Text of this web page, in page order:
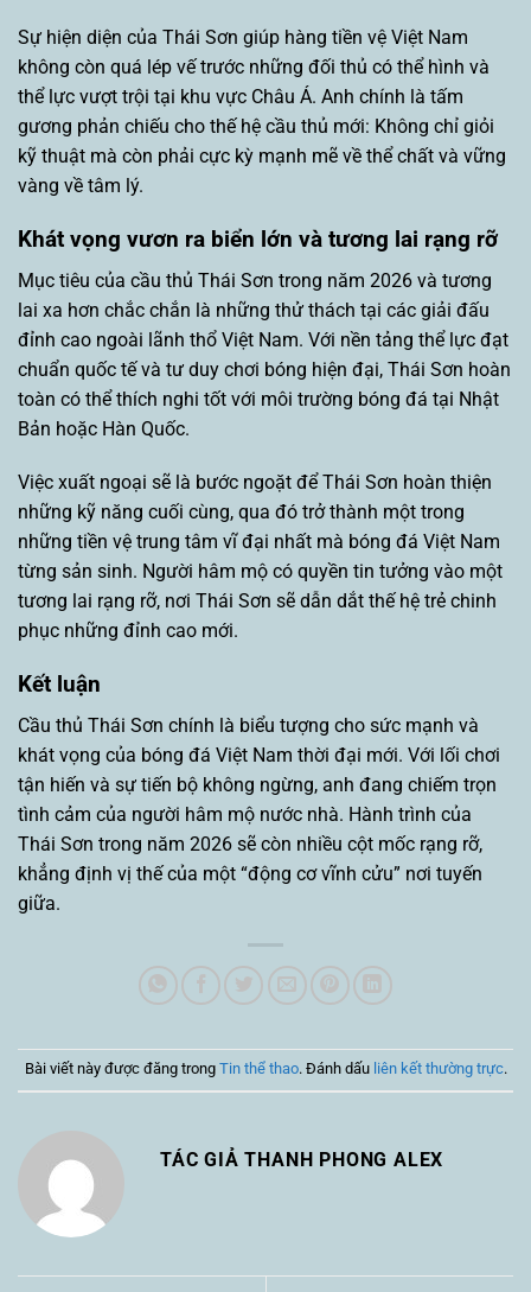
Sự hiện diện của Thái Sơn giúp hàng tiền vệ Việt Nam
không còn quá lép vế trước những đối thủ có thể hình và
thể lực vượt trội tại khu vực Châu Á. Anh chính là tấm
gương phản chiếu cho thế hệ cầu thủ mới: Không chỉ giỏi
kỹ thuật mà còn phải cực kỳ mạnh mẽ về thể chất và vững
vàng về tâm lý.
Khát vọng vươn ra biển lớn và tương lai rạng rỡ
Mục tiêu của cầu thủ Thái Sơn trong năm 2026 và tương
lai xa hơn chắc chắn là những thử thách tại các giải đấu
đỉnh cao ngoài lãnh thổ Việt Nam. Với nền tảng thể lực đạt
chuẩn quốc tế và tư duy chơi bóng hiện đại, Thái Sơn hoàn
toàn có thể thích nghi tốt với môi trường bóng đá tại Nhật
Bản hoặc Hàn Quốc.
Việc xuất ngoại sẽ là bước ngoặt để Thái Sơn hoàn thiện
những kỹ năng cuối cùng, qua đó trở thành một trong
những tiền vệ trung tâm vĩ đại nhất mà bóng đá Việt Nam
từng sản sinh. Người hâm mộ có quyền tin tưởng vào một
tương lai rạng rỡ, nơi Thái Sơn sẽ dẫn dắt thế hệ trẻ chinh
phục những đỉnh cao mới.
Kết luận
Cầu thủ Thái Sơn chính là biểu tượng cho sức mạnh và
khát vọng của bóng đá Việt Nam thời đại mới. Với lối chơi
tận hiến và sự tiến bộ không ngừng, anh đang chiếm trọn
tình cảm của người hâm mộ nước nhà. Hành trình của
Thái Sơn trong năm 2026 sẽ còn nhiều cột mốc rạng rỡ,
khẳng định vị thế của một “động cơ vĩnh cửu” nơi tuyến
giữa.
Bài viết này được đăng trong Tin thể thao. Đánh dấu liên kết thường trực.
TÁC GIẢ THANH PHONG ALEX